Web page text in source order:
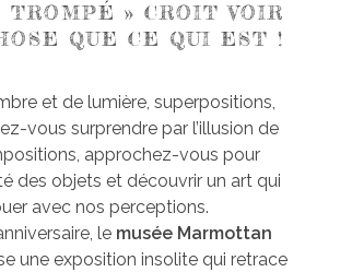
» CROIT VOIR
QUE CE QUI EST !
et de lumière, superpositions,
vous surprendre par l’illusion de
approchez-vous pour
des objets et découvrir un art qui
avec nos perceptions.
le musée Marmottan
une exposition insolite qui retrace